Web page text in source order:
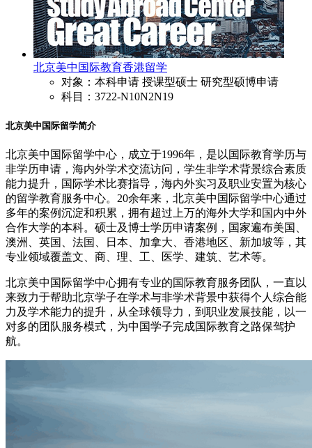
北京美中国际教育香港留学
对象：本科申请 授课型硕士 研究型硕博申请
科目：3722-N10N2N19
北京美中国际留学简介
北京美中国际留学中心，成立于1996年，是以国际教育学历与
非学历申请，海内外学术交流访问，学生非学术背景综合素质
能力提升，国际学术比赛指导，海内外实习及职业安置为核心
的留学教育服务中心。20余年来，北京美中国际留学中心通过
多年的案例沉淀和积累，拥有超过上万的海外大学和国内中外
合作大学的本科。硕士及博士学历申请案例，国家遍布美国、
澳洲、英国、法国、日本、加拿大、香港地区、新加坡等，其
专业领域覆盖文、商、理、工、医学、建筑、艺术等。
北京美中国际留学中心拥有专业的国际教育服务团队，一直以
来致力于帮助北京学子在学术与非学术背景中获得个人综合能
力及学术能力的提升，从全球领导力，到职业发展技能，以一
对多的团队服务模式，为中国学子完成国际教育之路保驾护
航。